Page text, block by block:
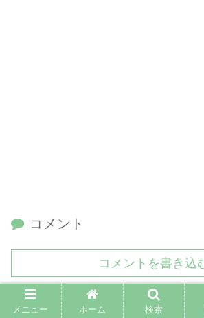
コメント
コメントを書き込
ホーム
VBAスクレイピング
メニュー
ホーム 検索